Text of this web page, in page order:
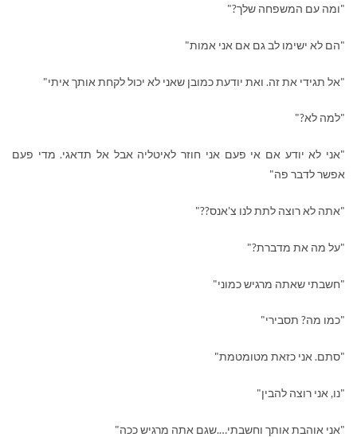
"ומה עם המשפחה שלך?"
"הם לא ישימו לב גם אם אני אמות"
"אל תגידי את זה. ואת יודעת כמובן שאני לא יכול לקחת אותך איתי"
"למה לא?"
"אני לא יודע אם אי פעם אני חוזר לאיטליה אבל אל תדאגי. מדי פעם
אפשר לדבר פה"
"אתה לא רוצה לתת לנו צ'אנס??"
"על מה את מדברת?"
"חשבתי שאתה מרגיש כמוני"
"כמו מה? תסבירי"
"סתם. אני כזאת מטומטמת"
"נו, אני רוצה להבין"
"אני אוהבת אותך וחשבתי….שגם אתה מרגיש ככה"